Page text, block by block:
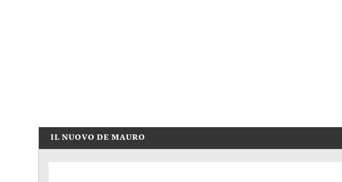
IL NUOVO DE MAURO